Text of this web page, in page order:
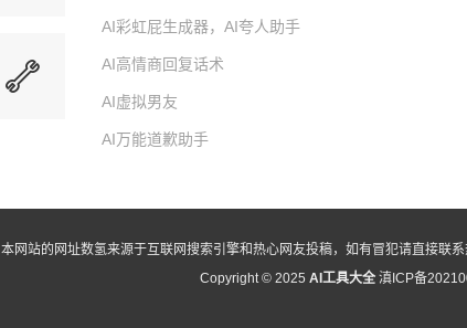
AI彩虹屁生成器，AI夸人助手
AI高情商回复话术
AI虚拟男友
AI万能道歉助手
本网站的网址数氢来源于互联网搜索引擎和热心网友投稿，如有冒犯请直接联
Copyright © 2025AI工具大全滇ICP备